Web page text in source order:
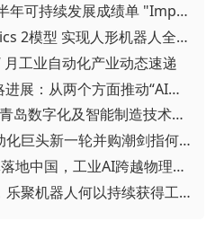
▪ 施耐德电气发布2026上半年可持续发展成绩单 "Impact 2030"路线图开局稳健
▪ 谷歌发布Gemini Robotics 2模型 实现人形机器人全身智能控制突破
工业自动化产业动态速递
▪ 汇川技术首次披露AI战略进展：从两个方面推动“AI业务化”落地
▪ 聚焦智造新机遇！2026 青岛数字化及智能制造技术论坛圆满落幕
▪ 相继宣布重磅收购，自动化巨头新一轮并购潮剑指何方？
▪ 西门子Eigen工程智能体落地中国，工业AI跨越物理世界“确定性”拐点
▪ 与哈金森达成战略合作，乐聚机器人何以持续获得工业巨头青睐？